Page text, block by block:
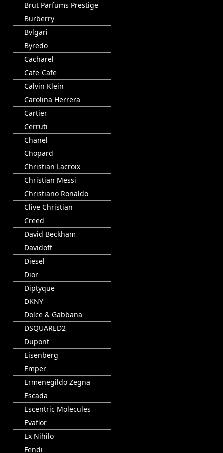
Brut Parfums Prestige
Burberry
Bvlgari
Byredo
Cacharel
Cafe-Cafe
Calvin Klein
Carolina Herrera
Cartier
Cerruti
Chanel
Chopard
Christian Lacroix
Christian Messi
Christiano Ronaldo
Clive Christian
Creed
David Beckham
Davidoff
Diesel
Dior
Diptyque
DKNY
Dolce & Gabbana
DSQUARED2
Dupont
Eisenberg
Emper
Ermenegildo Zegna
Escada
Escentric Molecules
Evaflor
Ex Nihilo
Fendi